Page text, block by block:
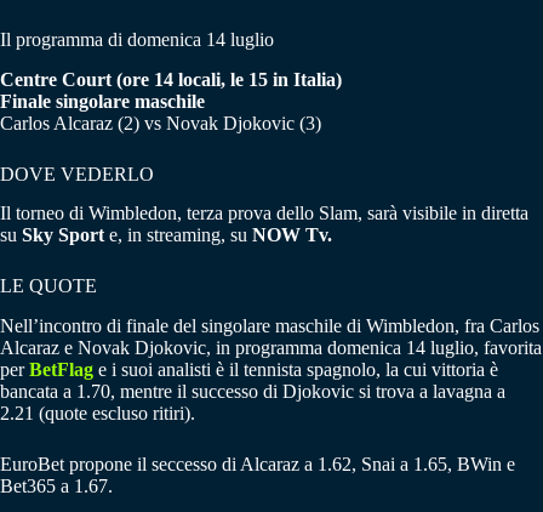
Il programma di domenica 14 luglio
Centre Court (ore 14 locali, le 15 in Italia)
Finale singolare maschile
Carlos Alcaraz (2) vs Novak Djokovic (3)
DOVE VEDERLO
Il torneo di Wimbledon, terza prova dello Slam, sarà visibile in diretta
su Sky Sport e, in streaming, su NOW Tv.
LE QUOTE
Nell’incontro di finale del singolare maschile di Wimbledon, fra Carlos
Alcaraz e Novak Djokovic, in programma domenica 14 luglio, favorita
perBetFlag e i suoi analisti è il tennista spagnolo, la cui vittoria è
bancata a 1.70, mentre il successo di Djokovic si trova a lavagna a
2.21 (quote escluso ritiri).
EuroBet propone il seccesso di Alcaraz a 1.62, Snai a 1.65, BWin e
Bet365 a 1.67.